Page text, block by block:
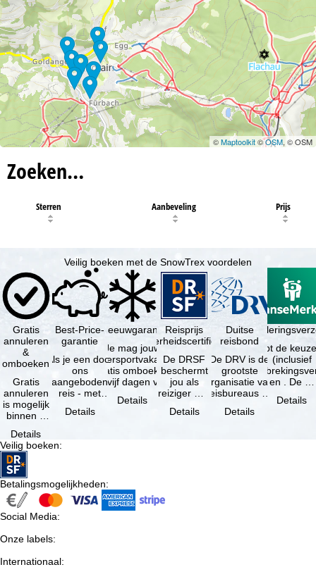
©Maptoolkit©OSM, © OSM
Zoeken…
Sterren Aanbeveling Prijs
Veilig boeken met de SnowTrex voordelen
Gratis
annuleren
&
omboeken
Gratis
annuleren
is mogelijk
binnen 5
de
boeking,
als jouw
vakantie …
Details
Best-Price-
garantie
Als je een door
ons
aangeboden
reis - met
dezelfde inhoud
en
Details
Sneeuwgarantie
Je mag jouw
wintersportvakantie
gratis omboeken
als vijf dagen voor
Details
Reisprijs
zekerheidscertificaat
De DRSF
beschermt
jou als
reiziger met
pakketreis
Details
Duitse
reisbond
De DRV is de
grootste
organisatie van
reisbureaus en
in Duitsland. …
Details
Je hebt de
(inclusief
en . De …
Details
Veilig boeken:
Betalingsmogelijkheden:
Social Media:
Onze labels:
Internationaal: